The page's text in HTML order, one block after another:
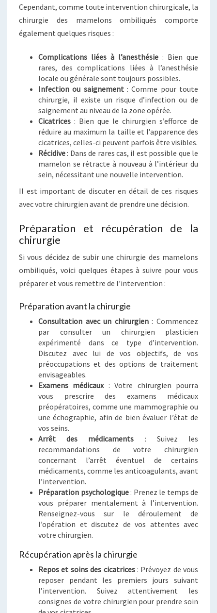
Cependant, comme toute intervention chirurgicale, la
chirurgie des mamelons ombiliqués comporte
également quelques risques :
Complications liées à l’anesthésie : Bien que
rares, des complications liées à l’anesthésie
locale ou générale sont toujours possibles.
Infection ou saignement: Comme pour toute
chirurgie, il existe un risque d’infection ou de
saignement au niveau de la zone opérée.
Cicatrices : Bien que le chirurgien s’efforce de
réduire au maximum la taille et l’apparence des
cicatrices, celles-ci peuvent parfois être visibles.
Récidive: Dans de rares cas, il est possible que le
mamelon se rétracte à nouveau à l’intérieur du
sein, nécessitant une nouvelle intervention.
Il est important de discuter en détail de ces risques
avec votre chirurgien avant de prendre une décision.
Préparation et récupération de la
chirurgie
Si vous décidez de subir une chirurgie des mamelons
ombiliqués, voici quelques étapes à suivre pour vous
préparer et vous remettre de l’intervention :
Préparation avant la chirurgie
Consultation avec un chirurgien: Commencez
par consulter un chirurgien plasticien
expérimenté dans ce type d’intervention.
Discutez avec lui de vos objectifs, de vos
préoccupations et des options de traitement
envisageables.
Examens médicaux: Votre chirurgien pourra
vous prescrire des examens médicaux
préopératoires, comme une mammographie ou
une échographie, afin de bien évaluer l’état de
vos seins.
Arrêt des médicaments : Suivez les
recommandations de votre chirurgien
concernant l’arrêt éventuel de certains
médicaments, comme les anticoagulants, avant
l’intervention.
Préparation psychologique: Prenez le temps de
vous préparer mentalement à l’intervention.
Renseignez-vous sur le déroulement de
l’opération et discutez de vos attentes avec
votre chirurgien.
Récupération après la chirurgie
Repos et soins des cicatrices: Prévoyez de vous
reposer pendant les premiers jours suivant
l’intervention. Suivez attentivement les
consignes de votre chirurgien pour prendre soin